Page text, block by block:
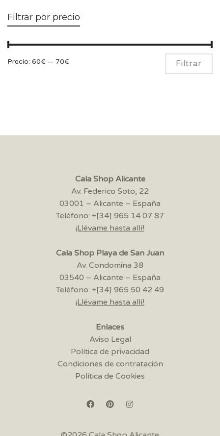
Filtrar por precio
Filtrar
Precio: 60€ — 70€
Cala Shop Alicante
Av. Federico Soto, 22
03001 – Alicante – España
Teléfono: +[34] 965 14 07 87
¡Llévame hasta allí!
Cala Shop Playa de San Juan
Av. Condomina 38
03540 – Alicante – España
Teléfono: +[34] 965 50 42 49
¡Llévame hasta allí!
Enlaces
Aviso Legal
Política de privacidad
Condiciones de contratación
Política de Cookies